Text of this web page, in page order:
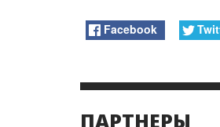
Facebook
ПАРТНЕРЫ